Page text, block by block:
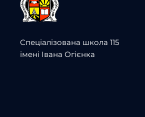
Спеціалізована школа 115
імені Івана Огієнка